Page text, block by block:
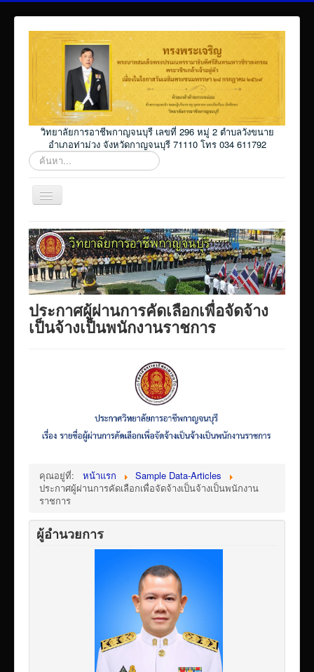
วิทยาลัยการอาชีพกาญจนบุรี เลขที่ 296 หมู่ 2 ตำบลวังขนาย
อำเภอท่าม่วง จังหวัดกาญจนบุรี 71110 โทร 034 611792
ค้นหา...
สลับ
เก
ชั่น
Home
โปรแกรม ศธ02 ออนไลน์
Elearning_kicec
Facebookงานประชาสัมพันธ์
VTR แนะนำวิทยาลัย
Link รวมระบบรายงานข้อมูลต่าง ๆ
ติดต่อวิทยาลัย
แบบประเมินครูผู้สอน
ห้องสมุดอิเล็กทรอนิกส์
รวม Link หน้าเว็บ QRCode
ร้องเรียน/ร้องทุกข์/สอบถามรายละเอียด
เผยแพร่ผลงานวิชาการ
ข้อมูลเปิดเผยต่อสาธารณะ ita 2569
ประกาศผู้ผ่านการคัดเลือกเพื่อจัดจ้าง
เป็นจ้างเป็นพนักงานราชการ
คุณอยู่ที่: หน้าแรก
Sample Data-Articles
ประกาศผู้ผ่านการคัดเลือกเพื่อจัดจ้างเป็นจ้างเป็นพนักงาน
ราชการ
ผู้อำนวยการ